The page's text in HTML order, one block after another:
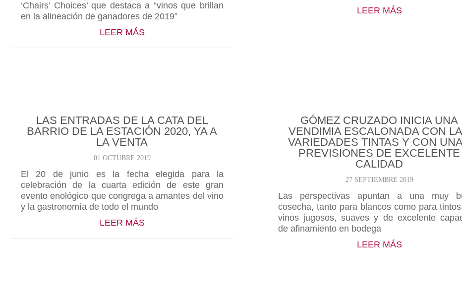
‘Chairs’ Choices’ que destaca a “vinos que brillan
en la alineación de ganadores de 2019”
LEER MÁSABOUT PANCRUDO, SELECCIONADO ENTRE LOS MEJORES VINOS DE
LEER MÁSABOUT ESTA
LAS ENTRADAS DE LA CATA DEL
BARRIO DE LA ESTACIÓN 2020, YA A
LA VENTA
01 OCTUBRE 2019
El 20 de junio es la fecha elegida para la
celebración de la cuarta edición de este gran
evento enológico que congrega a amantes del vino
y la gastronomía de todo el mundo
LEER MÁSABOUT LAS ENTRADAS DE LA CATA DEL BARRIO DE LA ESTACIÓN 2020,
GÓMEZ CRUZADO INICIA UNA
VENDIMIA ESCALONADA CON
VARIEDADES TINTAS Y CON
PREVISIONES DE EXCELENTE
CALIDAD
27 SEPTIEMBRE 2019
Las perspectivas apuntan a una muy
cosecha, tanto para blancos como para
vinos jugosos, suaves y de excelente
de afinamiento en bodega
LEER MÁSABOUT